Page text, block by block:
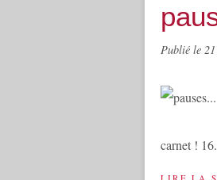
Publié le
carnet !